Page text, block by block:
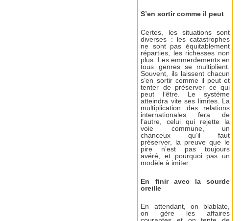
S’en sortir comme il peut
Certes, les situations sont
diverses : les catastrophes
ne sont pas équitablement
réparties, les richesses non
plus. Les emmerdements en
tous genres se multiplient.
Souvent, ils laissent chacun
s’en sortir comme il peut et
tenter de préserver ce qui
peut l’être. Le système
atteindra vite ses limites. La
multiplication des relations
internationales fera de
l’autre, celui qui rejette la
voie commune, un
chanceux qu’il faut
préserver, la preuve que le
pire n’est pas toujours
avéré, et pourquoi pas un
modèle à imiter.
En finir avec la sourde
oreille
En attendant, on blablate,
on gère les affaires